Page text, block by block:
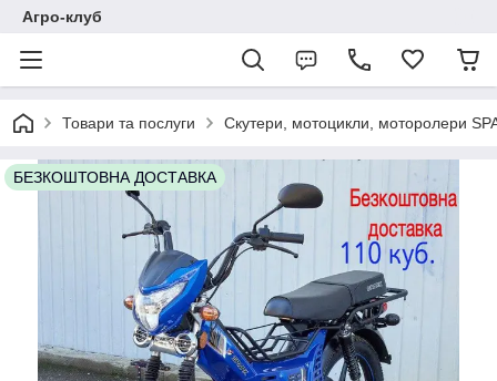
Агро-клуб
Товари та послуги Скутери, мотоцикли, моторолери
БЕЗКОШТОВНА ДОСТАВКА